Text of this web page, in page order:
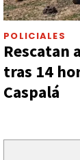
POLICIALES
Rescatan
tras 14
Caspalá